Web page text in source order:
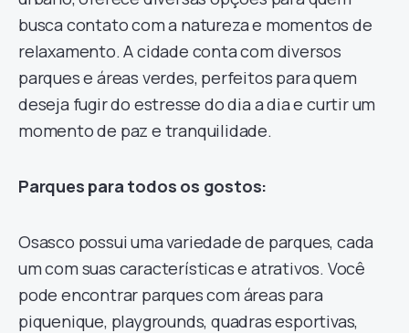
busca contato com a natureza e momentos de
relaxamento. A cidade conta com diversos
parques e áreas verdes, perfeitos para quem
deseja fugir do estresse do dia a dia e curtir um
momento de paz e tranquilidade.
Parques para todos os gostos:
Osasco possui uma variedade de parques, cada
um com suas características e atrativos. Você
pode encontrar parques com áreas para
piquenique, playgrounds, quadras esportivas,